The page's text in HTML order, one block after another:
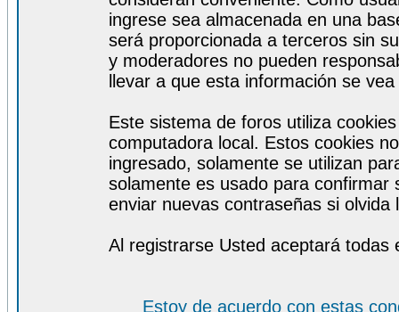
ingrese sea almacenada en una
será proporcionada a terceros sin
y moderadores no pueden
llevar a que esta información se
Este sistema de foros utiliza
computadora local. Estos cookies
ingresado, solamente se utilizan
solamente es usado para
enviar nuevas contraseñas si olvida
Al registrarse Usted aceptará todas
Estoy de acuerdo con estas